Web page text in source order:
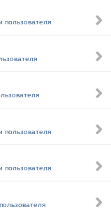
пользователя
пользователя
пользователя